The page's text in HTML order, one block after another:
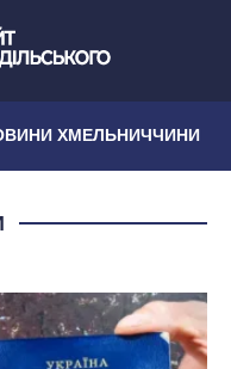
ХМЕЛЬНИЧЧИНИ